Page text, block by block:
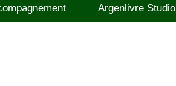
Argenlivre Studio